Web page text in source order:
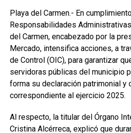
Playa del Carmen.- En
Responsabilidades
del Carmen, encabezado por la
Mercado, intensifica acciones, a
de Control (OIC), para garantizar
servidoras públicas del municipio
forma su declaración patrimonial y
correspondiente al ejercicio 2025.
Al respecto, la titular del Órgano
Cristina Alcérreca, explicó que